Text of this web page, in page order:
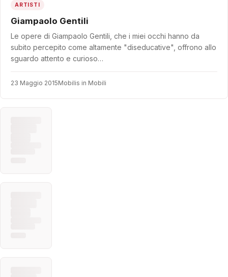
ARTISTI
Giampaolo Gentili
Le opere di Giampaolo Gentili, che i miei occhi hanno da
subito percepito come altamente "diseducative", offrono allo
sguardo attento e curioso…
23 Maggio 2015Mobilis in Mobili